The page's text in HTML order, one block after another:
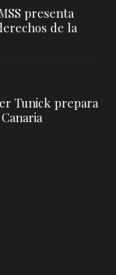
presenta
de la
Tunick prepara